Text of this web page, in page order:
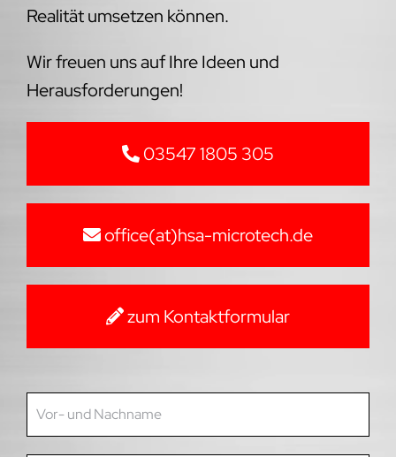
Realität umsetzen können.
Wir freuen uns auf Ihre Ideen und
Herausforderungen!
03547 1805 305
office(at)hsa-microtech.de
zum Kontaktformular